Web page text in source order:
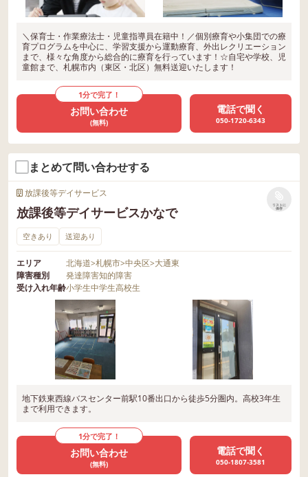
＼保育士・作業療法士・児童指導員在籍中！／個別療育や小集団での療
育プログラムを中心に、学習支援から運動療育、外出レクリエーション
まで、様々な角度から総合的に療育を行っています！☆自宅や学校、児
童館まで、札幌市内（東区・北区）無料送迎いたします！
1分で完了！
お問い合わせ
(無料)
電話で聞く
050-1720-6343
まとめて問い合わせする
放課後等デイサービス
放課後等デイサービスかなで
リストに
保存
空きあり 送迎あり
エリア 北海道>札幌市>中央区>大通東
障害種別
発達障害知的障害
受け入れ年齢小学生中学生高校生
地下鉄東西線バスセンター前駅10番出口から徒歩5分圏内。高校3年生
まで利用できます。
1分で完了！
お問い合わせ
(無料)
電話で聞く
050-1807-3581